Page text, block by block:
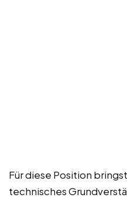
Für diese Position
technisches